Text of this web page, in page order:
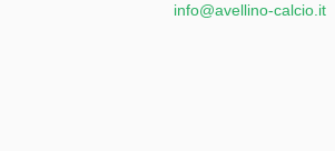
info@avellino-calcio.it